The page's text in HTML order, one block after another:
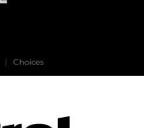
| Choices